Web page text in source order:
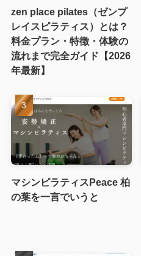
zen place pilates（ゼンプ
レイスピラティス）とは？
料金プラン・特徴・体験の
流れまで完全ガイド【2026
年最新】
マシンピラティスPeace 柏
の葉を一言でいうと